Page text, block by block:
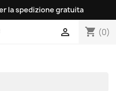
la spedizione gratuita
shopping_cart (0)
